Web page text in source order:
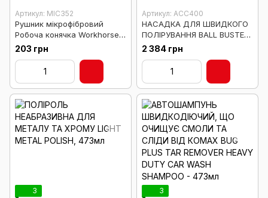
Артикул: MIC352
Рушник мікрофібровий
Робоча конячка Workhorse
Professional Grade
Microfiber Towel, Grey
203 грн
Артикул: ACC400
НАСАДКА ДЛЯ ШВИДКОГО
ПОЛІРУВАННЯ BALL BUSTER
SPEED
2 384 грн
3
3